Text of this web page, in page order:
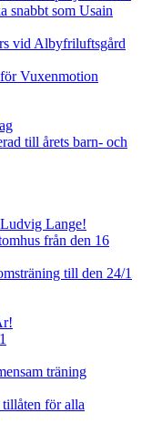
snabbt som Usain
vid Albyfriluftsgård
Vuxenmotion
till årets barn- och
Lange!
från den 16
till den 24/1
träning
tillåten för alla